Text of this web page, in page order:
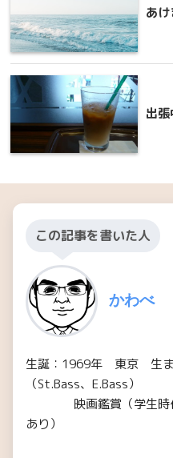
あ
出張
この記事を書いた人
かわべ
生誕：1969年 東京 生ま
（St.Bass、E.Bass）
映画鑑賞（学生時代
あり）